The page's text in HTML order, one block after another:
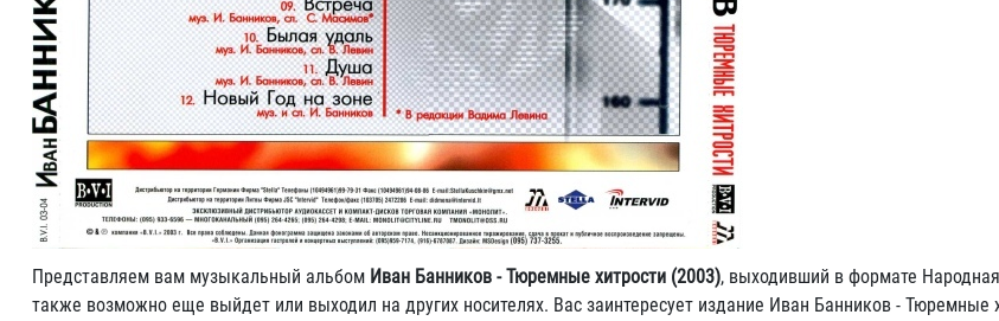
Представляем вам музыкальный альбом Иван Банников - Тюремные хитрости (2003), выходивший в формате
также возможно еще выйдет или выходил на других носителях. Вас заинтересует издание Иван Банников - Тюремные